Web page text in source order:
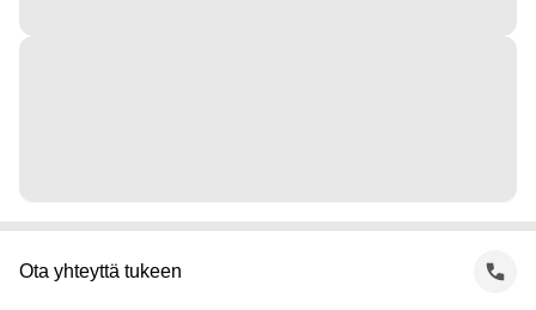
Ota yhteyttä tukeen